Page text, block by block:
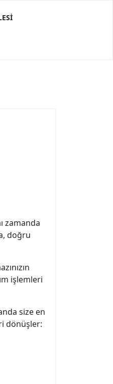
zamanda
doğru
işlemleri
size en
dönüşler: